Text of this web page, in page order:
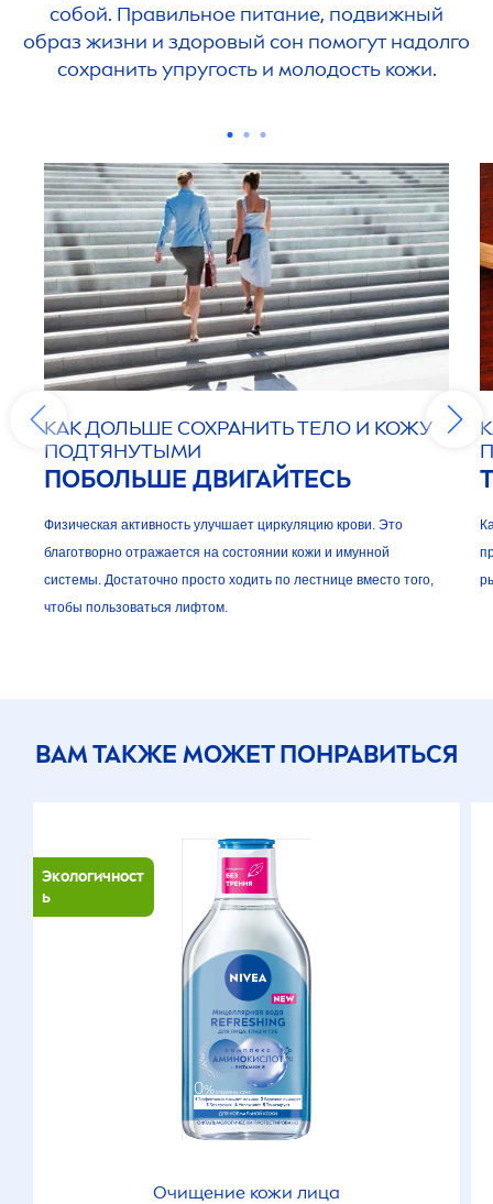
собой. Правильное питание, подвижный
образ жизни и здоровый сон помогут надолго
сохранить упругость и молодость кожи.
КАК ДОЛЬШЕ СОХРАНИТЬ ТЕЛО И КОЖУ
ПОДТЯНУТЫМИ
ПОБОЛЬШЕ ДВИГАЙТЕСЬ
Физическая активность улучшает циркуляцию крови. Это
благотворно отражается на состоянии кожи и имунной
системы. Достаточно просто ходить по лестнице вместо того,
чтобы пользоваться лифтом.
ВАМ ТАКЖЕ МОЖЕТ ПОНРАВИТЬСЯ
Экологичност
ь
Очищение кожи лица